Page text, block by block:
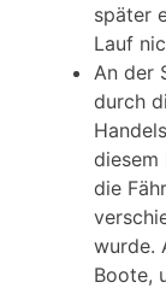
später
Lauf
An der
durch
diesem
die
wurde.
Boote,